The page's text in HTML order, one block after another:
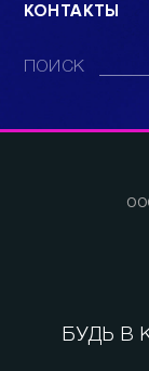
КОНТАКТЫ
ПОИСК
БУДЬ В